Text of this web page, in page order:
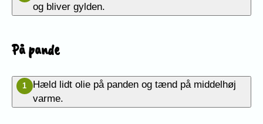
og bliver gylden.
På pande
1
Hæld lidt olie på panden og tænd på middelhøj
varme.